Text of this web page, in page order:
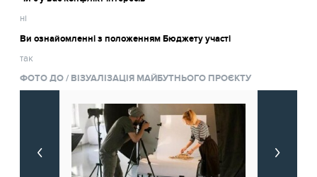
ні
Ви ознайомленні з положенням Бюджету участі
так
ФОТО ДО / ВІЗУАЛІЗАЦІЯ МАЙБУТНЬОГО ПРОЄКТУ